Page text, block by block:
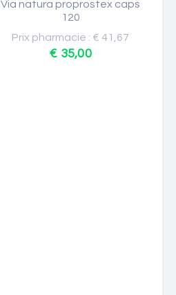
Via natura proprostex caps
120
Prix pharmacie : € 41,67
€ 35,00